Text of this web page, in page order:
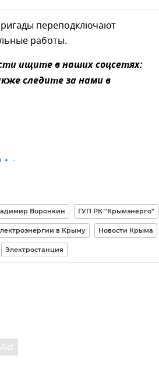
переподключают
работы.
ищите в наших соцсетях:
следите за нами в
Воронкин ГУП РК "Крымэнерго"
в Крыму Новости Крыма
Электростанция